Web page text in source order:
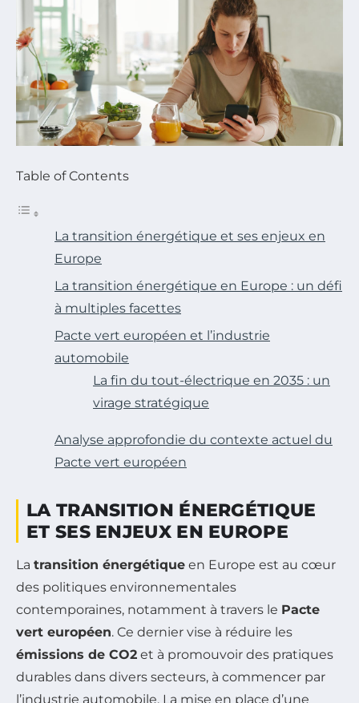
Table of Contents
La transition énergétique et ses enjeux en
Europe
La transition énergétique en Europe : un défi
à multiples facettes
Pacte vert européen et l’industrie
automobile
La fin du tout-électrique en 2035 : un
virage stratégique
Analyse approfondie du contexte actuel du
Pacte vert européen
LA TRANSITION ÉNERGÉTIQUE
ET SES ENJEUX EN EUROPE
La transition énergétique en Europe est au cœur
des politiques environnementales
contemporaines, notamment à travers le Pacte
vert européen. Ce dernier vise à réduire les
émissions de CO2 et à promouvoir des pratiques
durables dans divers secteurs, à commencer par
l’industrie automobile. La mise en place d’une